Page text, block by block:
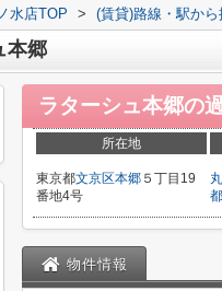
水店TOP > (賃貸)路線・駅から
本郷
ラターシュ本郷の
所在地
東京都文京区本郷 ５丁目19
番地4号
物件情報